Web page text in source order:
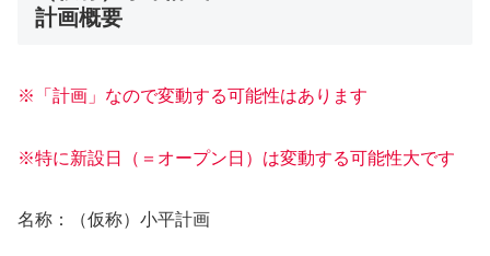
計画概要
※「計画」なので変動する可能性はあります
※特に新設日（＝オープン日）は変動する可能性大です
名称：（仮称）小平計画